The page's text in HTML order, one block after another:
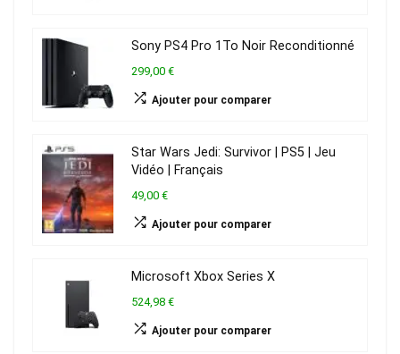
Sony PS4 Pro 1To Noir Reconditionné
299,00 €
Ajouter pour comparer
Star Wars Jedi: Survivor | PS5 | Jeu
Vidéo | Français
49,00 €
Ajouter pour comparer
Microsoft Xbox Series X
524,98 €
Ajouter pour comparer